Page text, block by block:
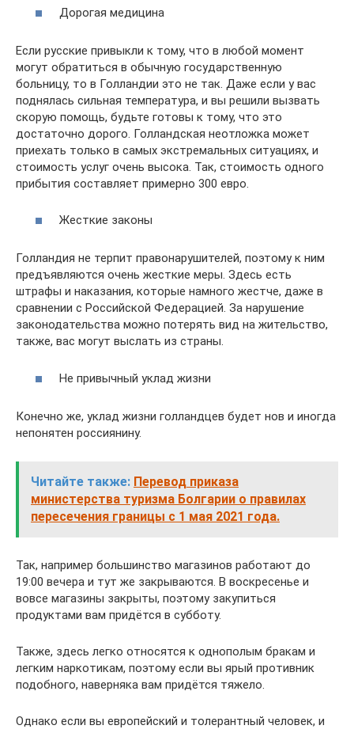
Дорогая медицина
Если русские привыкли к тому, что в любой момент
могут обратиться в обычную государственную
больницу, то в Голландии это не так. Даже если у вас
поднялась сильная температура, и вы решили вызвать
скорую помощь, будьте готовы к тому, что это
достаточно дорого. Голландская неотложка может
приехать только в самых экстремальных ситуациях, и
стоимость услуг очень высока. Так, стоимость одного
прибытия составляет примерно 300 евро.
Жесткие законы
Голландия не терпит правонарушителей, поэтому к ним
предъявляются очень жесткие меры. Здесь есть
штрафы и наказания, которые намного жестче, даже в
сравнении с Российской Федерацией. За нарушение
законодательства можно потерять вид на жительство,
также, вас могут выслать из страны.
Не привычный уклад жизни
Конечно же, уклад жизни голландцев будет нов и иногда
непонятен россиянину.
Читайте также: Перевод приказа
министерства туризма Болгарии о правилах
пересечения границы с 1 мая 2021 года.
Так, например большинство магазинов работают до
19:00 вечера и тут же закрываются. В воскресенье и
вовсе магазины закрыты, поэтому закупиться
продуктами вам придётся в субботу.
Также, здесь легко относятся к однополым бракам и
легким наркотикам, поэтому если вы ярый противник
подобного, наверняка вам придётся тяжело.
Однако если вы европейский и толерантный человек, и